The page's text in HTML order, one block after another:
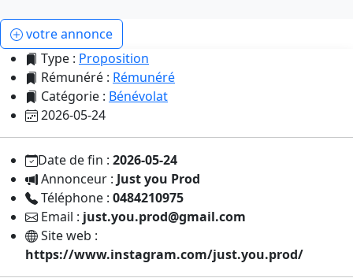
votre annonce
Type : Proposition
Rémunéré : Rémunéré
Catégorie : Bénévolat
2026-05-24
Date de fin : 2026-05-24
Annonceur : Just you Prod
Téléphone : 0484210975
Email : just.you.prod@gmail.com
Site web :
https://www.instagram.com/just.you.prod/